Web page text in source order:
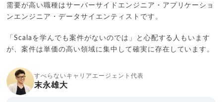
需要が高い職種はサーバーサイドエンジニア・アプリケーショ
ンエンジニア・データサイエンティストです。
「Scalaを学んでも案件がないのでは」と心配する人もいます
が、案件は単価の高い領域に集中して確実に存在しています。
すべらないキャリアエージェント代表
末永雄大